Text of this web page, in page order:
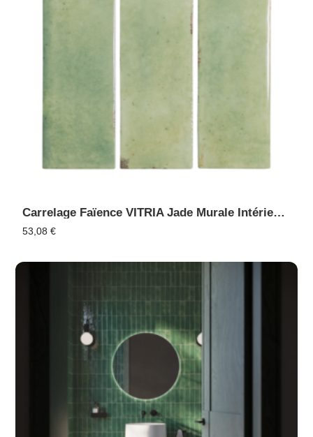
Carrelage Faïence VITRIA Jade Murale Intérieur Extérieur, Piscine
53,08€